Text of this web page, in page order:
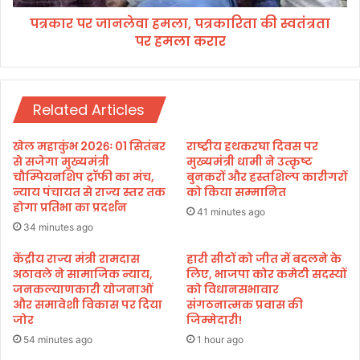
ज
ति
स
वि
कृ
त
न
हीं
क
र
चा
हि
ए
:
ग
रि
ले
त्र
का
रि
ता
की
स्व
तं
ता
प
र
ह
म
ला
पत्रकार पर जानलेवा हमला, पत्रकारिता की स्वतंत्रता
पर हमला करार
Related Articles
खेल महाकुंभ 2026ः 01 सितंबर
से सजेगा मुख्यमंत्री
चौम्पियनशिप ट्रॉफी का मंच,
न्याय पंचायत से राज्य स्तर तक
होगा प्रतिभा का प्रदर्शन
34 minutes ago
राष्ट्रीय हथकरघा दिवस पर
मुख्यमंत्री धामी ने उत्कृष्ट
बुनकरों और हस्तशिल्प कारीगरों
को किया सम्मानित
41 minutes ago
केंद्रीय राज्य मंत्री रामदास
अठावले ने सामाजिक न्याय,
जनकल्याणकारी योजनाओं
और समावेशी विकास पर दिया
जोर
54 minutes ago
हारी सीटों को जीत में बदलने के
लिए, भाजपा कोर कमेटी सदस्यों
को विधानसभावार
संगठनात्मक प्रवास की
जिम्मेदारी!
1 hour ago